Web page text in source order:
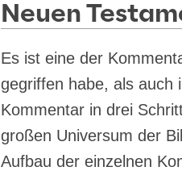
Neuen
Es ist eine der
ge­grif­fen habe, als auch
Kom­men­tar in drei
gro­ßen Uni­ver­sum der
Auf­bau der ein­zel­nen